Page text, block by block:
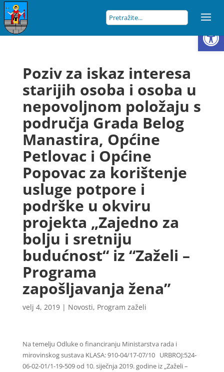
Poziv za iskaz interesa
starijih osoba i osoba u
nepovoljnom položaju s
područja Grada Belog
Manastira, Općine
Petlovac i Općine
Popovac za korištenje
usluge potpore i
podrške u okviru
projekta „Zajedno za
bolju i sretniju
budućnost“ iz “Zaželi –
Programa
zapošljavanja žena”
velj 4, 2019| Novosti, Program zaželi
Na temelju Odluke o financiranju Ministarstva rada i
mirovinskog sustava KLASA: 910-04/17-07/10 URBROJ:524-
06-02-01/1-19-509 od 10. siječnja 2019. godine iz „Zaželi –